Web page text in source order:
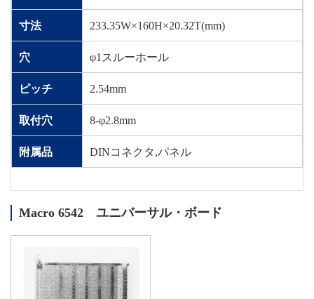
寸法 233.35W×160H×20.32T(mm)
穴 φ1スルーホール
ピッチ 2.54mm
取付穴 8-φ2.8mm
附属品 DINコネクタ,パネル
Macro 6542 ユニバーサル・ボード